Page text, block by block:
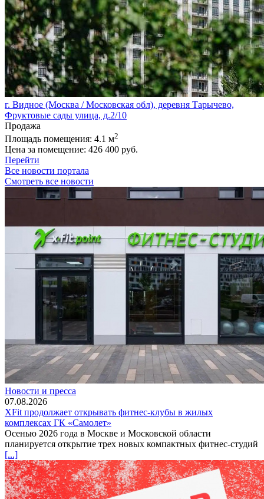
г. Видное (Москва / Московская обл), деревня Тарычево,
Фруктовые сады улица, д.2/10
Продажа
Площадь помещения: 4.1 м2
Цена за помещение: 426 400 руб.
Перейти
Все новости портала
Смотреть все новости
Новости и пресса
07.08.2026
XFit продолжает открывать фитнес-клубы в жилых
комплексах ГК «Самолет»
Осенью 2026 года в Москве и Московской области
планируется открытие трех новых компактных фитнес-студий
[...]